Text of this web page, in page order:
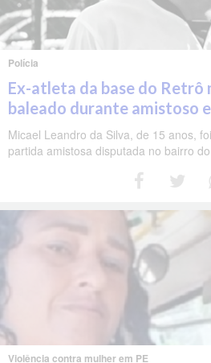
Polícia
Ex-atleta da base do Retrô
baleado durante amistoso
Micael Leandro da Silva, de 15 anos,
partida amistosa disputada no bairro
Violência contra mulher em PE